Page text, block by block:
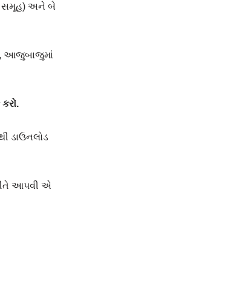
સમૂહ) અને બે
, , આજુબાજુમાં
ડાઉનલોડ
આપવી એ